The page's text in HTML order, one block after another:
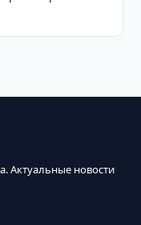
Актуальные новости